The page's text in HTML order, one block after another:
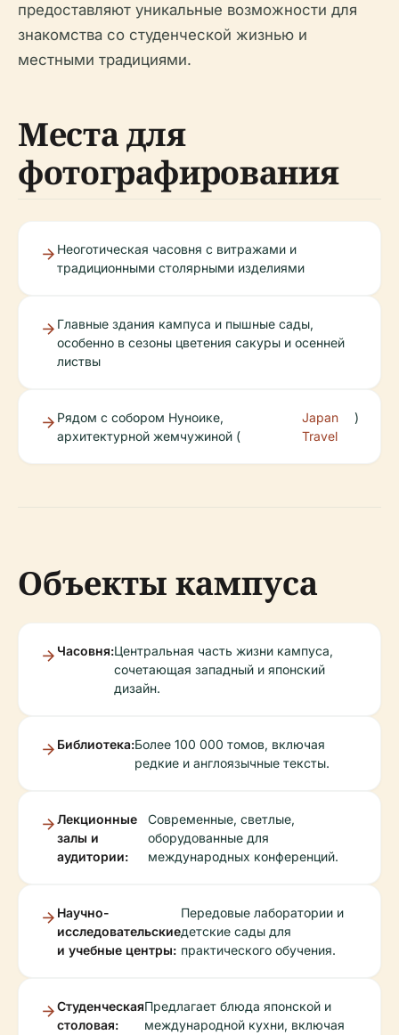
предоставляют уникальные возможности для
знакомства со студенческой жизнью и
местными традициями.
Места для
фотографирования
Неоготическая часовня с витражами и
традиционными столярными изделиями
Главные здания кампуса и пышные сады,
особенно в сезоны цветения сакуры и осенней
листвы
Рядом с собором Нуноике,
архитектурной жемчужиной (
Japan
Travel
)
Объекты кампуса
Часовня:Центральная часть жизни кампуса,
сочетающая западный и японский
дизайн.
Библиотека:Более 100 000 томов, включая
редкие и англоязычные тексты.
Лекционные
залы и
аудитории:
Современные, светлые,
оборудованные для
международных конференций.
Научно-
исследовательские
и учебные центры:
Передовые лаборатории и
детские сады для
практического обучения.
Студенческая
столовая:
Предлагает блюда японской и
международной кухни, включая